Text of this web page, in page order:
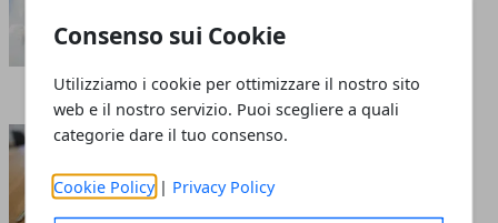
Consenso sui Cookie
Utilizziamo i cookie per ottimizzare il nostro sito
web e il nostro servizio. Puoi scegliere a quali
categorie dare il tuo consenso.
Cookie Policy | Privacy Policy
imprenditori
Mercato immobiliare in Italia:
prezzi nelle città e rapporto con
la crescita economica